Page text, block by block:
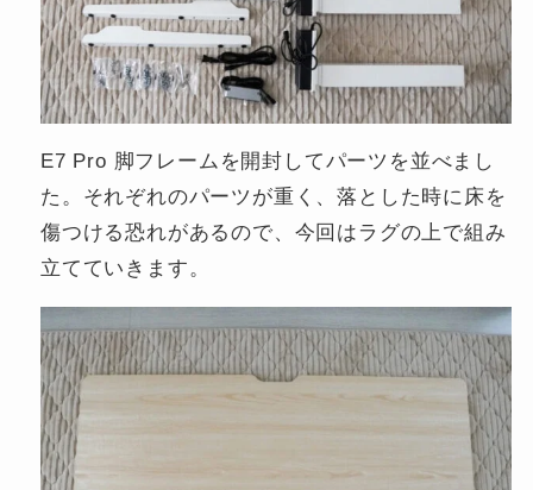
E7 Pro 脚フレームを開封してパーツを並べまし
た。それぞれのパーツが重く、落とした時に床を
傷つける恐れがあるので、今回はラグの上で組み
立てていきます。